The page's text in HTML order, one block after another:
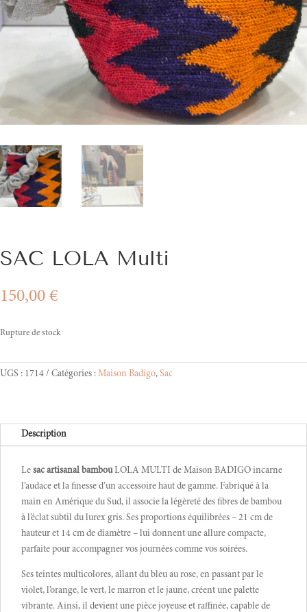
SAC LOLA Multi
150,00 €
Rupture de stock
UGS : 1714 Catégories : Maison Badigo, Sac
Description
Le sac artisanal bambouLOLA MULTI de Maison BADIGO incarne
l’audace et la finesse d’un accessoire haut de gamme. Fabriqué à la
main en Amérique du Sud, il associe la légèreté des fibres de bambou
à l’éclat subtil du lurex gris. Ses proportions équilibrées – 21 cm de
hauteur et 14 cm de diamètre – lui donnent une allure compacte,
parfaite pour accompagner vos journées comme vos soirées.
Ses teintes multicolores, allant du bleu au rose, en passant par le
violet, l’orange, le vert, le marron et le jaune, créent une palette
vibrante. Ainsi, il devient une pièce joyeuse et raffinée, capable de